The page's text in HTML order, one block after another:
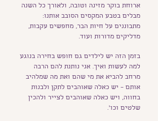
ארוחת בוקר מזינה וטובה, ולאורך כל השנה
מבלים בטבע המקסים הסובב אותנו:
מתבוננים על חיות הבר, מחפשים עקבות,
מדליקים מדורות ועוד.
בזמן הזה יש לילדים גם חופש בחירה בנוגע
למה לעשות ואיך. אני נותנת להם הרבה
מרחב להביא את מי שהם ואת מה שמלהיב
אותם – יש כאלה שאוהבים לתקן ולבנות
בחווה, ויש כאלה שאוהבים לצייר ולהכין
שלטים וכו'.